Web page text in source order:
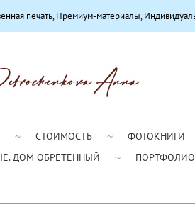
СТОИМОСТЬ ФОТОКНИГИ
ДОМ ОБРЕТЕННЫЙ ПОРТФОЛИО
материалы, Индивидуальный подход